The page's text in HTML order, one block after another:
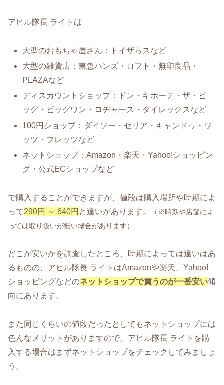
アヒル隊長 ライトは
大型のおもちゃ屋さん：トイザらスなど
大型の雑貨店：東急ハンズ・ロフト・無印良品・
PLAZAなど
ディスカウントショップ：ドン・キホーテ・ザ・ビ
ッグ・ビッグワン・ロヂャース・ダイレックスなど
100円ショップ：ダイソー・セリア・キャンドゥ・ワ
ッツ・フレッツなど
ネットショップ：Amazon・楽天・Yahoo!ショッピン
グ・公式ECショップなど
で購入することができますが、値段は購入場所や時期によ
って290円 ～ 640円 と違いがあります。
（※時期や店舗によ
っては取り扱いが無い場合があります）
どこが安いかを調査したところ、時期によっては違いはあ
るものの、アヒル隊長 ライトはAmazonや楽天、Yahoo!
ショッピングなどのネットショップで買うのが一番安い傾
向にあります。
また同じくらいの値段だったとしてもネットショップには
色んなメリットがありますので、アヒル隊長 ライトを購
入する場合はまずネットショップをチェックしてみましょ
う。